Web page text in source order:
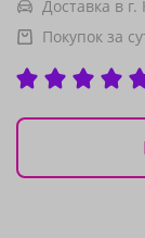
Доставка в
Покупок за